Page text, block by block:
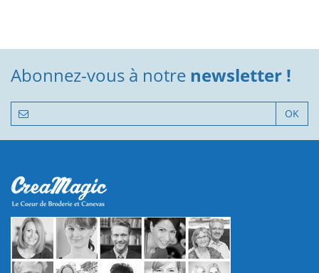
Abonnez-vous à notre newsletter !
OK